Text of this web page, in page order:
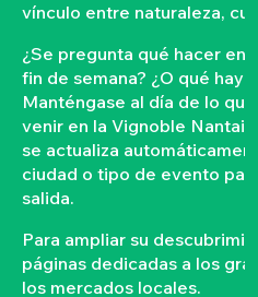
vínculo entre naturaleza,
¿Se pregunta qué hacer en
fin de semana? ¿O qué hay
Manténgase al día de lo
venir en la Vignoble
se actualiza
ciudad o tipo de evento
salida.
Para ampliar su
páginas dedicadas a los
los mercados locales.